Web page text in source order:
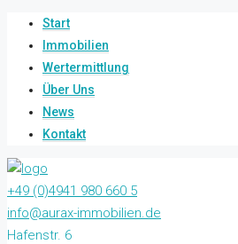
Start
Immobilien
Wertermittlung
Über Uns
News
Kontakt
+49 (0)4941 980 660 5
info@aurax-immobilien.de
Hafenstr. 6